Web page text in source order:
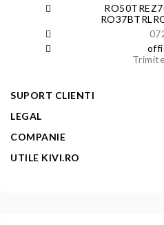
SUPORT CLIENTI
LEGAL
COMPANIE
UTILE KIVI.RO